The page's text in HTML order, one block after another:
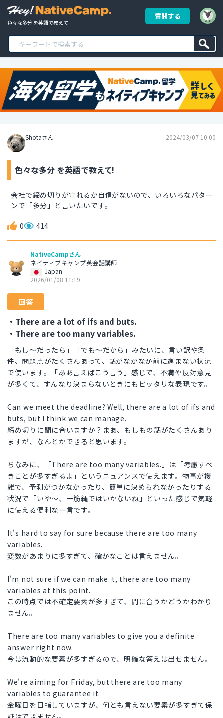
色々な多分 を英語で教えて!
質問する
Shotaさん 2024/03/07 10:00
色々な多分 を英語で教えて!
会社で締め切りが守れるか自信がないので、いろいろなパター
ンで「多分」と言いたいです。
0 414
NativeCampさん
ネイティブキャンプ英会話講師
Japan
2026/01/08 11:19
回答
・There are a lot of ifs and buts.
・There are too many variables.
「もし〜だったら」「でも〜だから」みたいに、言い訳や条
件、問題点がたくさんあって、話がなかなか前に進まない状況
で使います。「ああ言えばこう言う」感じで、不満や反対意見
が多くて、すんなり決まらないときにもピッタリな表現です。
Can we meet the deadline? Well, there are a lot of ifs and
buts, but I think we can manage.
締め切りに間に合いますか？まあ、もしもの話がたくさんあり
ますが、なんとかできると思います。
ちなみに、「There are too many variables.」は「考慮すべ
きことが多すぎるよ」というニュアンスで使えます。物事が複
雑で、予測がつかなかったり、簡単に決められなかったりする
状況で「いや〜、一筋縄ではいかないね」といった感じで気軽
に使える便利な一言です。
It's hard to say for sure because there are too many
variables.
変数があまりに多すぎて、確かなことは言えません。
I'm not sure if we can make it, there are too many
variables at this point.
この時点では不確定要素が多すぎて、間に合うかどうかわかり
ません。
There are too many variables to give you a definite
answer right now.
今は流動的な要素が多すぎるので、明確な答えは出せません。
We're aiming for Friday, but there are too many
variables to guarantee it.
金曜日を目指していますが、何とも言えない要素が多すぎて保